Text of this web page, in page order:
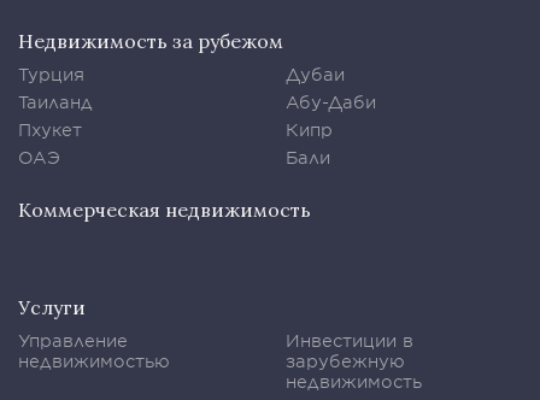
Недвижимость за рубежом
Турция
Таиланд
Пхукет
ОАЭ
Дубаи
Абу-Даби
Кипр
Бали
Коммерческая недвижимость
Услуги
Управление
недвижимостью
Инвестиции в
зарубежную
недвижимость